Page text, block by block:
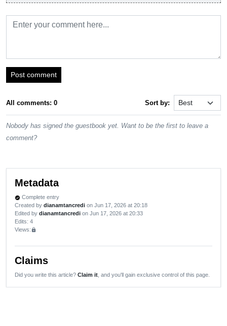
Post comment
All comments: 0 Sort by:
Nobody has signed the guestbook yet. Want to be the first to leave a
comment?
Metadata
verified Complete entry
Created by dianamtancredi on Jun 17, 2026 at 20:18
Edited by dianamtancredi on Jun 17, 2026 at 20:33
Edits: 4
Views:lock
Claims
Did you write this article? Claim it , and you'll gain exclusive control of this page.